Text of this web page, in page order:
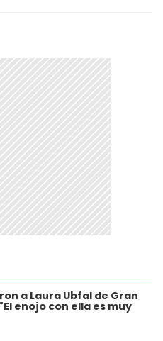
a Laura Ubfal de Gran
enojo con ella es muy